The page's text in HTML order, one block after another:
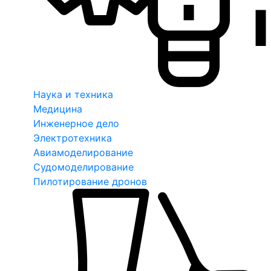
Наука и техника
Медицина
Инженерное дело
Электротехника
Авиамоделирование
Судомоделирование
Пилотирование дронов